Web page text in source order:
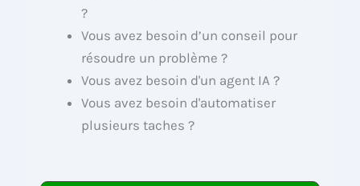
?
Vous avez besoin d’un conseil pour
résoudre un problème ?
Vous avez besoin d'un agent IA ?
Vous avez besoin d'automatiser
plusieurs taches ?